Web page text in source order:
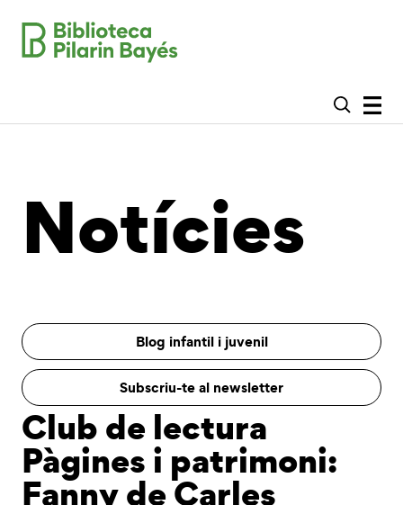
Notícies
Blog infantil i juvenil
Subscriu-te al newsletter
Club de lectura
Pàgines i patrimoni:
Fanny de Carles